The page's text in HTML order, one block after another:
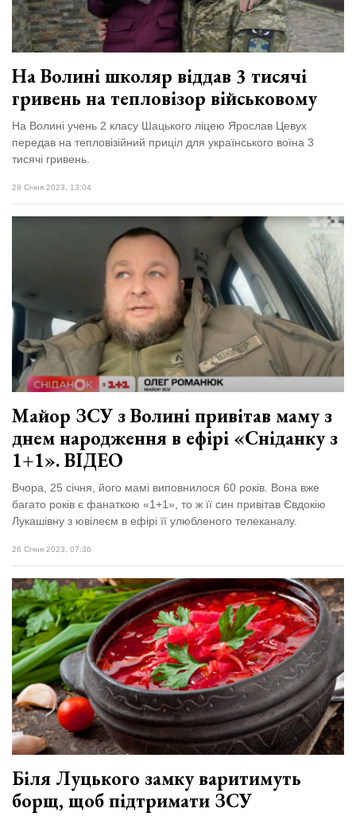
На Волині школяр віддав 3 тисячі
гривень на тепловізор військовому
На Волині учень 2 класу Шацького ліцею Ярослав Цевух
передав на тепловізійний приціл для українського воїна 3
тисячі гривень.
29 Січня 2023, 13:04
Майор ЗСУ з Волині привітав маму з
днем народження в ефірі «Сніданку з
1+1». ВІДЕО
Вчора, 25 січня, його мамі виповнилося 60 років. Вона вже
багато років є фанаткою «1+1», то ж її син привітав Євдокію
Лукашівну з ювілеєм в ефірі її улюбленого телеканалу.
26 Січня 2023, 07:36
Біля Луцького замку варитимуть
борщ, щоб підтримати ЗСУ